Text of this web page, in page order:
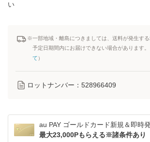
い
※一部地域・離島につきましては、送料が発生す
予定日期間内にお届けできない場合があります。
て ）
ロットナンバー： 528966409
au PAY ゴールドカード新規＆即時
最大23,000Pもらえる※諸条件あり